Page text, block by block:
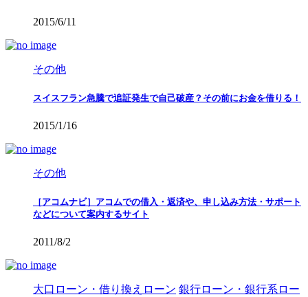
2015/6/11
その他
スイスフラン急騰で追証発生で自己破産？その前にお金を借りる！
2015/1/16
その他
［アコムナビ］アコムでの借入・返済や、申し込み方法・サポート
などについて案内するサイト
2011/8/2
大口ローン・借り換えローン 銀行ローン・銀行系ロー